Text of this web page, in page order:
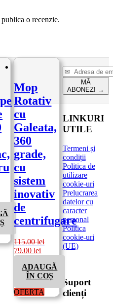
o recenzie.
Prețul
curent
lei.
Mop
Rotativ
cu
Galeata,
360
grade,
cu
sistem
inovativ
de
centrifugare
115.00lei
Prețul
inițial
fost:
115.00 lei.
79.00lei
este:
79.00 lei.
ADAUGĂ
ÎN COȘ
OFERTA
MĂ
ABONEZ! →
LINKURI
UTILE
Termeni și
condiții
Politica de
utilizare
cookie-uri
Prelucrarea
datelor cu
caracter
personal
Politica
cookie-uri
(UE)
Suport
clienți